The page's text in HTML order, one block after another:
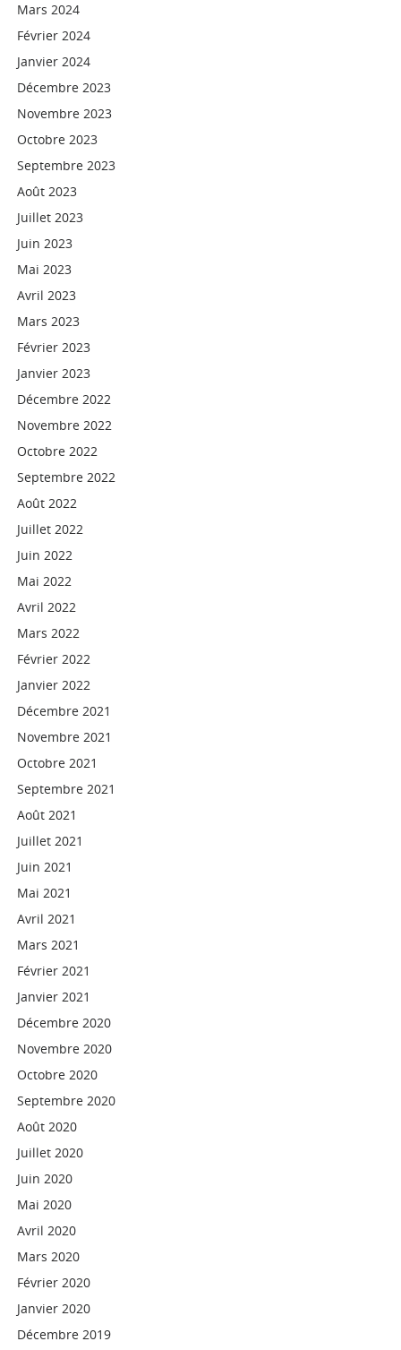
Mars 2024
Février 2024
Janvier 2024
Décembre 2023
Novembre 2023
Octobre 2023
Septembre 2023
Août 2023
Juillet 2023
Juin 2023
Mai 2023
Avril 2023
Mars 2023
Février 2023
Janvier 2023
Décembre 2022
Novembre 2022
Octobre 2022
Septembre 2022
Août 2022
Juillet 2022
Juin 2022
Mai 2022
Avril 2022
Mars 2022
Février 2022
Janvier 2022
Décembre 2021
Novembre 2021
Octobre 2021
Septembre 2021
Août 2021
Juillet 2021
Juin 2021
Mai 2021
Avril 2021
Mars 2021
Février 2021
Janvier 2021
Décembre 2020
Novembre 2020
Octobre 2020
Septembre 2020
Août 2020
Juillet 2020
Juin 2020
Mai 2020
Avril 2020
Mars 2020
Février 2020
Janvier 2020
Décembre 2019